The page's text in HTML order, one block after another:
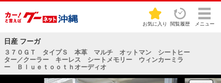
お気に入り 閲覧履歴 メニュー
日産 フーガ
３７０ＧＴ タイプＳ 本革 マルチ オットマン シートヒー
ター／クーラー キーレス シートメモリー ウィンカーミラ
ー Ｂｌｕｅｔｏｏｔｈオーディオ